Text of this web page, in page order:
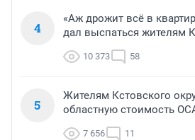
4
«Аж дрожит всё в
дал выспаться жителям
10 373 58
5
Жителям Кстовского
областную стоимость
7 656 11